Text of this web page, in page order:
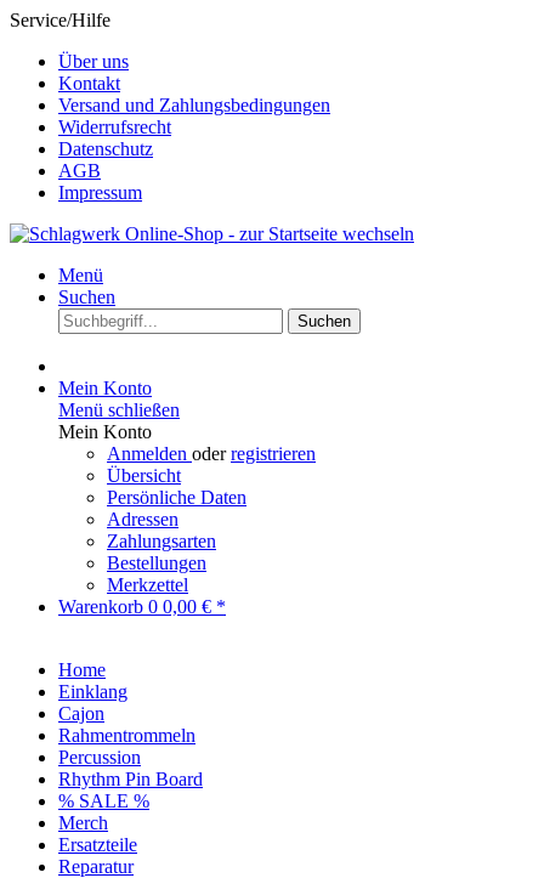
Service/Hilfe
Über uns
Kontakt
Versand und Zahlungsbedingungen
Widerrufsrecht
Datenschutz
AGB
Impressum
Menü
Suchen
Suchen
Mein Konto
Menü schließen
Mein Konto
Anmelden oderregistrieren
Übersicht
Persönliche Daten
Adressen
Zahlungsarten
Bestellungen
Merkzettel
Warenkorb 0 0,00 € *
Home
Einklang
Cajon
Rahmentrommeln
Percussion
Rhythm Pin Board
% SALE %
Merch
Ersatzteile
Reparatur